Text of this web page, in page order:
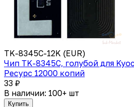
TK-8345C-12K (EUR)
Чип TK-8345C, голубой для
Ресурс 12000 копий
33 ₽
В наличии: 100+ шт
Купить